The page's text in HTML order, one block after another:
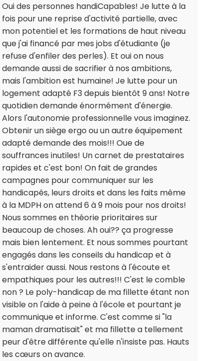
Oui des personnes handiCapables! Je lutte à la
fois pour une reprise d'activité partielle, avec
mon potentiel et les formations de haut niveau
que j'ai financé par mes jobs d'étudiante (je
refuse d'enfiler des perles). Et oui on nous
demande aussi de sacrifier à nos ambitions,
mais l'ambition est humaine! Je lutte pour un
logement adapté F3 depuis bientôt 9 ans! Notre
quotidien demande énormément d'énergie.
Alors l'autonomie professionnelle vous imaginez.
Obtenir un siège ergo ou un autre équipement
adapté demande des mois!!! Oue de
souffrances inutiles! Un carnet de prestataires
rapides et c'est bon! On fait de grandes
campagnes pour communiquer sur les
handicapés, leurs droits et dans les faits même
à la MDPH on attend 6 à 9 mois pour nos droits!
Nous sommes en théorie prioritaires sur
beaucoup de choses. Ah oui?? ça progresse
mais bien lentement. Et nous sommes pourtant
engagés dans les conseils du handicap et à
s'entraider aussi. Nous restons à l'écoute et
empathiques pour les autres!!! C'est le comble
non ? Le poly-handicap de ma fillette étant non
visible on l'aide à peine à l'école et pourtant je
communique et informe. C'est comme si "la
maman dramatisait" et ma fillette a tellement
peur d'être différente qu'elle n'insiste pas. Hauts
les cœurs on avance.